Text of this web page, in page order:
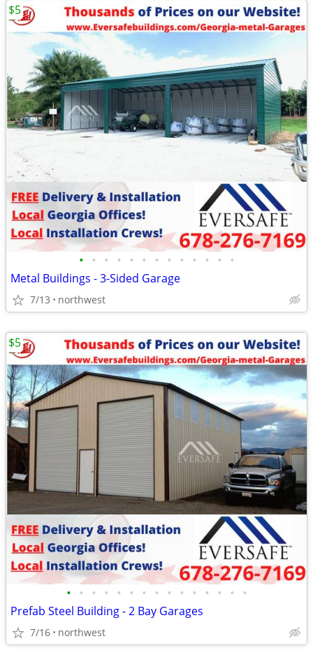
• • • • • • • • • • • • •
Metal Buildings - 3-Sided Garage
7/13 northwest
$5
• • • • • • • • • • • • • • •
Prefab Steel Building - 2 Bay Garages
7/16 northwest
$5